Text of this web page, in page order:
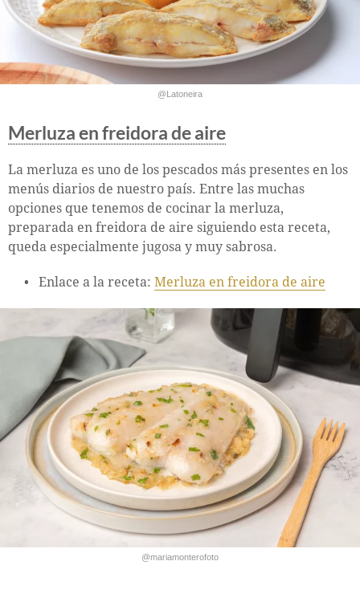
@Latoneira
Merluza en freidora de aire
La merluza es uno de los pescados más presentes en los
menús diarios de nuestro país. Entre las muchas
opciones que tenemos de cocinar la merluza,
preparada en freidora de aire siguiendo esta receta,
queda especialmente jugosa y muy sabrosa.
Enlace a la receta: Merluza en freidora de aire
@mariamonterofoto